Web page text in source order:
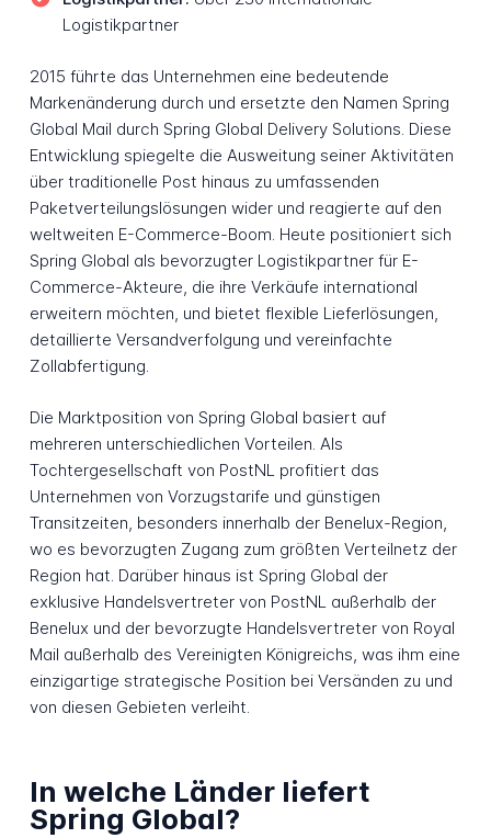
Logistikpartner
2015 führte das Unternehmen eine bedeutende
Markenänderung durch und ersetzte den Namen Spring
Global Mail durch Spring Global Delivery Solutions. Diese
Entwicklung spiegelte die Ausweitung seiner Aktivitäten
über traditionelle Post hinaus zu umfassenden
Paketverteilungslösungen wider und reagierte auf den
weltweiten E-Commerce-Boom. Heute positioniert sich
Spring Global als bevorzugter Logistikpartner für E-
Commerce-Akteure, die ihre Verkäufe international
erweitern möchten, und bietet flexible Lieferlösungen,
detaillierte Versandverfolgung und vereinfachte
Zollabfertigung.
Die Marktposition von Spring Global basiert auf
mehreren unterschiedlichen Vorteilen. Als
Tochtergesellschaft von PostNL profitiert das
Unternehmen von Vorzugstarife und günstigen
Transitzeiten, besonders innerhalb der Benelux-Region,
wo es bevorzugten Zugang zum größten Verteilnetz der
Region hat. Darüber hinaus ist Spring Global der
exklusive Handelsvertreter von PostNL außerhalb der
Benelux und der bevorzugte Handelsvertreter von Royal
Mail außerhalb des Vereinigten Königreichs, was ihm eine
einzigartige strategische Position bei Versänden zu und
von diesen Gebieten verleiht.
In welche Länder liefert
Spring Global?